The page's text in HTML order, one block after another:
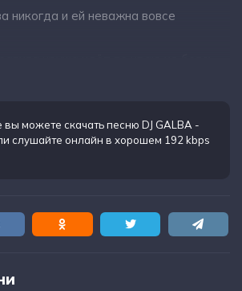
никогда и ей неважна вовсе
и чистый лёд, моя родная, злая
вы можете скачать песню DJ GALBA -
слушайте онлайн в хорошем 192 kbps